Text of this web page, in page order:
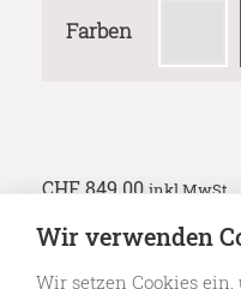
Farben
CHF849.00 inkl MwSt
Wir verwenden
Wir setzen Cookies